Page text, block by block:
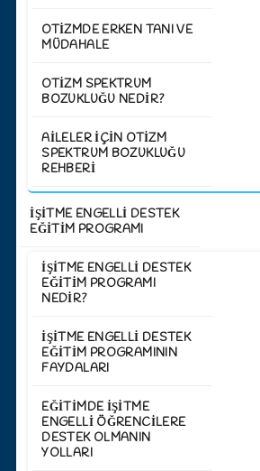
OTIZMDE ERKEN TANI VE
MÜDAHALE
OTIZM SPEKTRUM
BOZUKLUĞU NEDIR?
AILELER İÇIN OTIZM
SPEKTRUM BOZUKLUĞU
REHBERI
İŞİTME ENGELLİ DESTEK
EĞİTİM PROGRAMI
İŞITME ENGELLI DESTEK
EĞITIM PROGRAMI
NEDIR?
İŞITME ENGELLI DESTEK
EĞITIM PROGRAMININ
FAYDALARI
EĞITIMDE İŞITME
ENGELLI ÖĞRENCILERE
DESTEK OLMANIN
YOLLARI